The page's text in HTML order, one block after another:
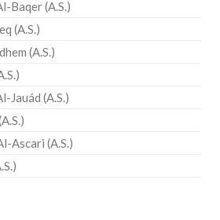
Baqer (A.S.)
(A.S.)
(A.S.)
Jauád (A.S.)
Ascari (A.S.)